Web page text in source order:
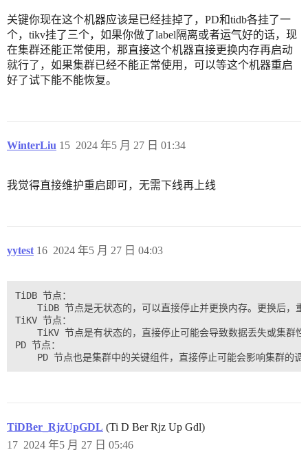
关键你现在这个机器应该是已经挂掉了，PD和tidb各挂了一
个，tikv挂了三个，如果你做了label隔离或者运气好的话，现
在集群还能正常使用，那直接这个机器直接更换内存再启动
就行了，如果集群已经不能正常使用，可以等这个机器重启
好了试下能不能恢复。
WinterLiu 2024 年5 月 27 日 01:34
15
我觉得直接维护重启即可，无需下线再上线
yytest 2024 年5 月 27 日 04:03
16
TiDB 节点：
TiDB 节点是无状态的，可以直接停止并更换内存。更换后，
TiKV 节点：
TiKV 节点是有状态的，直接停止可能会导致数据丢失或集群
PD 节点：
TiDBer_RjzUpGDL (Ti D Ber Rjz Up Gdl)
2024 年5 月 27 日 05:46
17